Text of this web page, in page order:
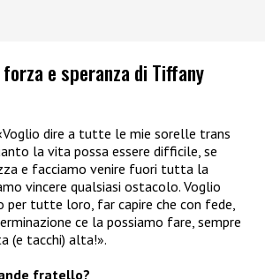
e speranza di Tiffany
dire a tutte le mie sorelle trans
la vita possa essere difficile, se
e facciamo venire fuori tutta la
vincere qualsiasi ostacolo. Voglio
per tutte loro, far capire che con fede,
ce la possiamo fare, sempre
(e tacchi) alta!».
fratello?